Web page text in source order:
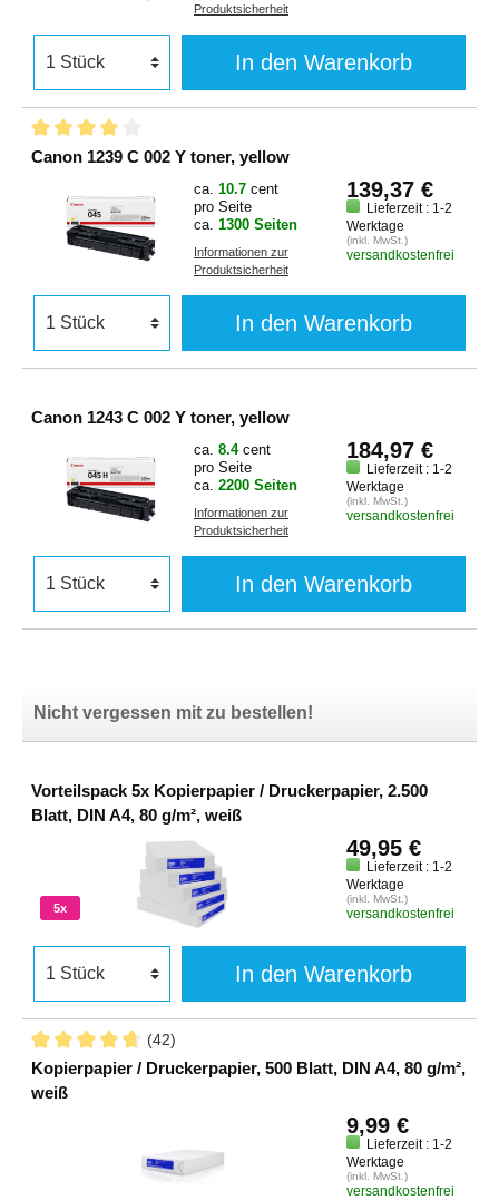
Produktsicherheit
In den Warenkorb
Canon 1239 C 002 Y toner, yellow
ca. 10.7 cent
pro Seite
ca. 1300 Seiten
Informationen zur
Produktsicherheit
139,37 €
Lieferzeit : 1-2
Werktage
(inkl. MwSt.)
versandkostenfrei
In den Warenkorb
Canon 1243 C 002 Y toner, yellow
ca. 8.4 cent
pro Seite
ca. 2200 Seiten
Informationen zur
Produktsicherheit
184,97 €
Lieferzeit : 1-2
Werktage
(inkl. MwSt.)
versandkostenfrei
In den Warenkorb
Nicht vergessen mit zu bestellen!
Vorteilspack 5x Kopierpapier / Druckerpapier, 2.500
Blatt, DIN A4, 80 g/m², weiß
5x
49,95 €
Lieferzeit : 1-2
Werktage
(inkl. MwSt.)
versandkostenfrei
In den Warenkorb
(42)
Kopierpapier / Druckerpapier, 500 Blatt, DIN A4, 80 g/m²,
weiß
9,99 €
Lieferzeit : 1-2
Werktage
(inkl. MwSt.)
versandkostenfrei